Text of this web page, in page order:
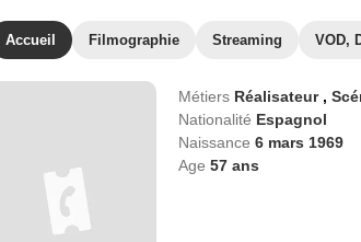
Accueil Filmographie Streaming VOD,
Métiers Réalisateur ,
Nationalité Espagnol
Naissance 6 mars 1969
Age 57ans